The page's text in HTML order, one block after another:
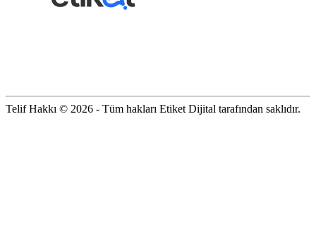
Telif Hakkı © 2026 - Tüm hakları Etiket Dijital tarafından saklıdır.